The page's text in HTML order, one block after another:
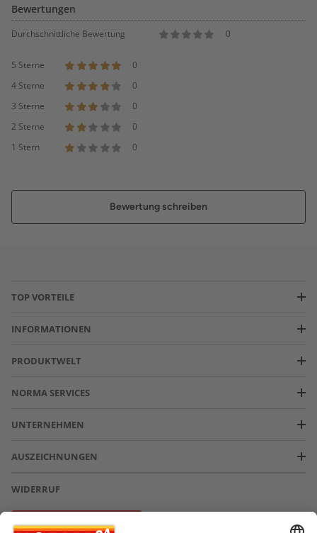
Bewertungen
Durchschnittliche Bewertung 0
5 Sterne
0
4 Sterne
0
3 Sterne
0
2 Sterne
0
1 Stern
0
Bewertung schreiben
TOP VORTEILE
INFORMATIONEN
PRODUKTWELT
NORMA SERVICES
UNTERNEHMEN
AUSZEICHNUNGEN
WIDERRUF
Vertrag widerrufen